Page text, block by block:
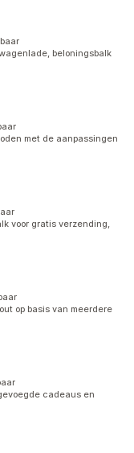
beloningsbalk
met de aanpassingen
voor gratis verzending,
op basis van meerdere
cadeaus en